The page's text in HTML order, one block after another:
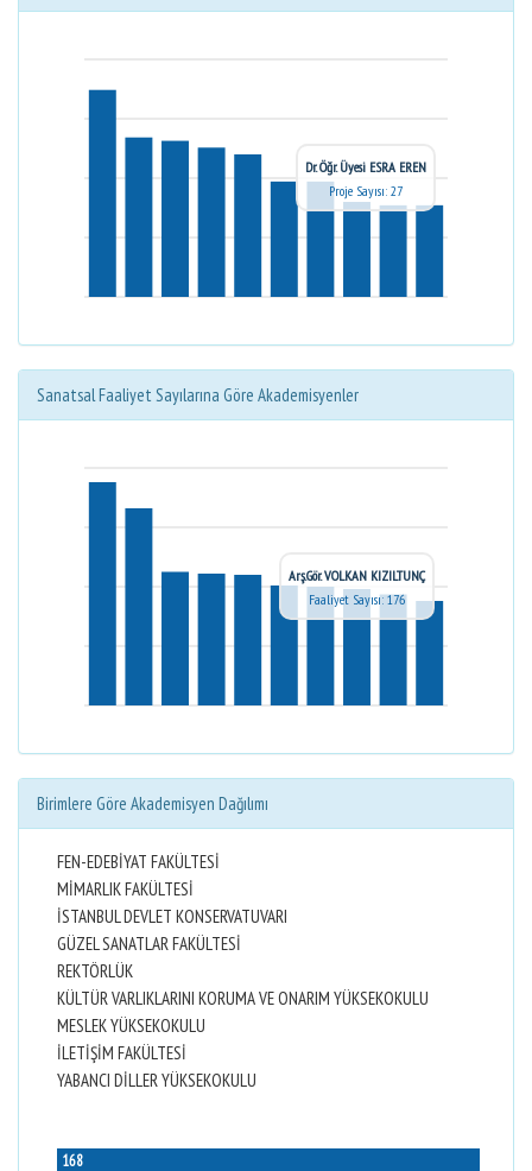
Dr. Öğr. Üyesi ESRA EREN
Proje Sayısı: 27
Sanatsal Faaliyet Sayılarına Göre Akademisyenler
Arş.Gör. VOLKAN KIZILTUNÇ
Faaliyet Sayısı: 176
Birimlere Göre Akademisyen Dağılımı
FEN-EDEBİYAT FAKÜLTESİ
MİMARLIK FAKÜLTESİ
İSTANBUL DEVLET KONSERVATUVARI
GÜZEL SANATLAR FAKÜLTESİ
REKTÖRLÜK
KÜLTÜR VARLIKLARINI KORUMA VE ONARIM YÜKSEKOKULU
MESLEK YÜKSEKOKULU
İLETİŞİM FAKÜLTESİ
YABANCI DİLLER YÜKSEKOKULU
168